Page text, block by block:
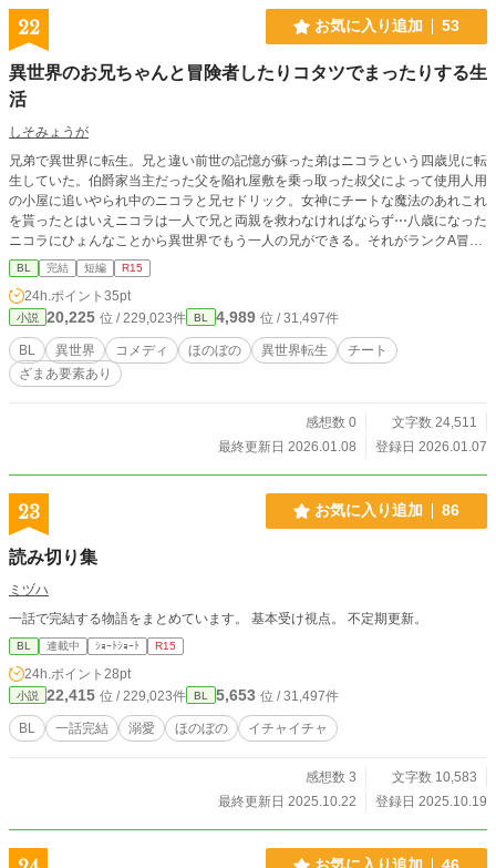
22 お気に入り追加 53
異世界のお兄ちゃんと冒険者したりコタツでまったりする生
活
しそみょうが
兄弟で異世界に転生。兄と違い前世の記憶が蘇った弟はニコラという四歳児に転
生していた。伯爵家当主だった父を陥れ屋敷を乗っ取った叔父によって使用人用
の小屋に追いやられ中のニコラと兄セドリック。女神にチートな魔法のあれこれ
を貰ったとはいえニコラは一人で兄と両親を救わなければならず⋯八歳になった
ニコラにひょんなことから異世界でもう一人の兄ができる。それがランクA冒険
者のルフェルであった。◇ルフェルとニコラが冒険者したりコタツでのんびりま
ったりしつつ、ニコラの兄と両親を助けるほのぼのコメディです。ざまぁも少し
あります。◇お話のほとんどが主人公が四歳〜八歳のシーンです。レーディング
のR15は人身売買の記述や兄が平手打ちされるシーンに対してのものです。◇全
８話の短編です
BL 完結 短編 R15
24h.ポイント 35pt
小説 20,225 位 / 229,023件 BL 4,989 位 / 31,497件
BL 異世界 コメディ ほのぼの 異世界転生
チート
ざまあ要素あり
感想数 0
文字数 24,511
最終更新日 2026.01.08
登録日 2026.01.07
23 お気に入り追加 86
読み切り集
ミヅハ
一話で完結する物語をまとめています。 基本受け視点。 不定期更新。
BL 連載中 ｼｮｰﾄｼｮｰﾄ R15
24h.ポイント 28pt
小説 22,415 位 / 229,023件 BL 5,653 位 / 31,497件
BL 一話完結 溺愛 ほのぼの イチャイチャ
感想数 3
文字数 10,583
最終更新日 2025.10.22
登録日 2025.10.19